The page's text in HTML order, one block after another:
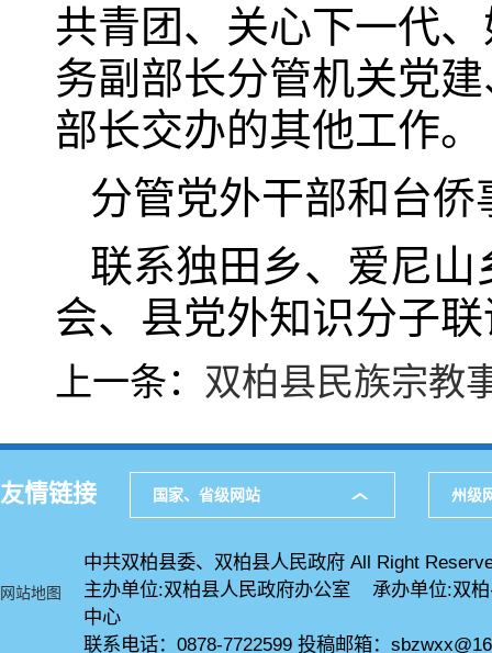
共青团、关心下一代
务副部长分管机关党
部长交办的其他工作。
分管党外干部和台
联系独田乡、爱尼
会、县党外知识分子
上一条： 双柏县民族宗教
友情链接 国家、省级网站 州级
网站地图
中共双柏县委、双柏县人民政府 All Right
主办单位:双柏县人民政府办公室 承办单位:双
中心
联系电话：0878-7722599 投稿邮箱：